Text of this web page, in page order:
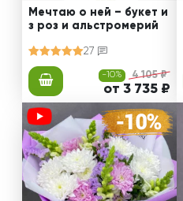
Мечтаю о ней – букет и
з роз и альстромерий
27
-10% 4 105 ₽
от 3 735 ₽